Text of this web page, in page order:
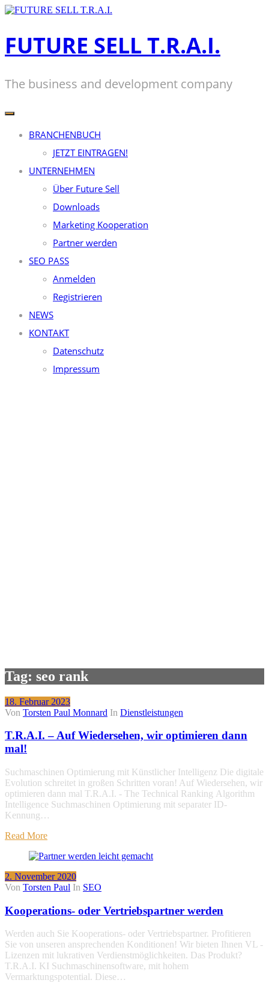
Zum
FUTURE SELL T.R.A.I.
The business and development company
BRANCHENBUCH
JETZT EINTRAGEN!
UNTERNEHMEN
Über Future Sell
Downloads
Marketing Kooperation
Partner werden
SEO PASS
Anmelden
Registrieren
NEWS
KONTAKT
Datenschutz
Impressum
Tag: seo rank
18. Februar 2023
Von Torsten Paul Monnard In Dienstleistungen
T.R.A.I. – Auf Wiedersehen, wir optimieren dann
mal!
Suchmaschinen Optimierung mit Künstlicher Intelligenz Die digitale
Evolution schreitet in großen Schritten voran! Auf Wiedersehen, wir
optimieren dann mal T.R.A.I. - The Technical Ranking Algorithm
Intelligence Suchmaschinen Optimierung mit separater ID-
Kennung…
Read More
2. November 2020
Von Torsten Paul In SEO
Kooperations- oder Vertriebspartner werden
Werden auch Sie Kooperations- oder Vertriebspartner. Profitieren
Sie von unseren ansprechenden Konditionen! Wir bieten Ihnen VL -
Lizenzen mit lukrativen Verdienstmöglichkeiten. Das Produkt?
T.R.A.I. KI Suchmaschinensoftware, mit hohem
Vermarktungspotential. Diese…